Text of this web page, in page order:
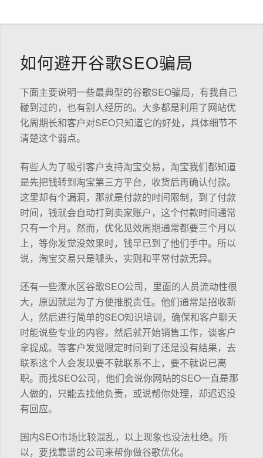
如何避开谷歌SEO骗局
下面主要说明一些最典型的谷歌SEO骗局，有我自己
碰到过的，也有别人经历的。大多都是利用了网站优
化周期长和客户对SEO只知道它的好处，具体细节不
清楚这个弱点。
有些人为了吸引客户支持淘宝交易，淘宝我们都知道
是先把钱转到淘宝第三方平台，收货后再确认付款。
这里却有个漏洞，那就是付款的时间限制，到了付款
时间，钱就会自动打到卖家账户，这个付款时间通常
只有一个月。然而，优化见效周期通常都要三个月以
上，等你发觉没效果时，钱早已到了他们手中。所以
说，淘宝交易只是噱头，实则和平常付款无异。
还有一些溧水区谷歌SEO公司，里面的人员流动性很
大，原因就是为了方便推脱责任。他们通常是招收新
人，然后进行简单的SEO知识培训，确保和客户聊天
时能说些专业的内容，然后就开始销售工作，谈客户
拿提成。等客户发觉限定时间到了还是没有结果，去
联系这个人会发现要不就联系不上，要不就说已离
职。而找SEO公司，他们会说你网站的SEO一直是那
人做的，只能去找他负责，或说帮你处理，却迟迟没
有回应。
国内SEO市场比较混乱，以上现象也没法杜绝。所
以，要找靠谱的公司来帮你做谷歌优化。